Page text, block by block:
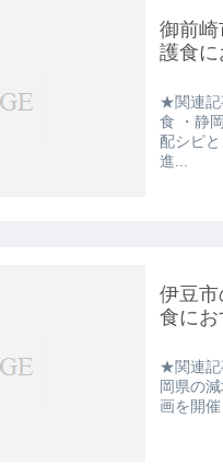
御前
護食に
★関連記
食 ・静
配シピ
進...
伊豆
食にお
★関連記
岡県の
画を開